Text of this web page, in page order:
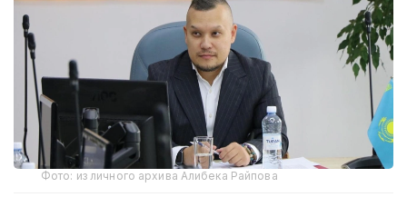
Фото: из личного архива Алибека Райпова